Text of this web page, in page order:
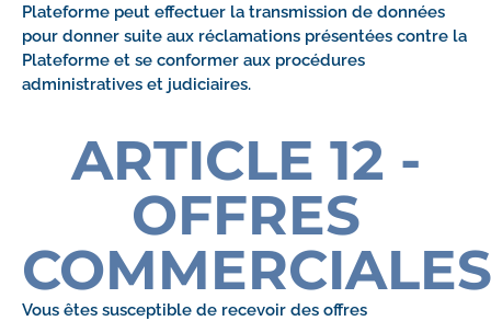
Plateforme peut effectuer la transmission de données
pour donner suite aux réclamations présentées contre la
Plateforme et se conformer aux procédures
administratives et judiciaires.
ARTICLE 12 -
OFFRES
COMMERCIALES
Vous êtes susceptible de recevoir des offres